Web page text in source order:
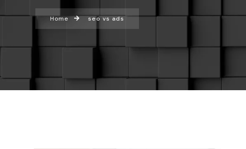
Home seo vs ads